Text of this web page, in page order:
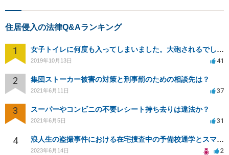
住居侵入の法律Q&Aランキング
1 女子トイレに何度も入ってしまいました。大砲されるでしょうか？
2019年10月13日 41
2 集団ストーカー被害の対策と刑事罰のための相談先は？
2021年6月11日 37
3 スーパーやコンビニの不要レシート持ち去りは違法か？
2021年6月5日 31
4 浪人生の盗撮事件における在宅捜査中の予備校通学とスマートフォン押収について
2023年6月14日 2